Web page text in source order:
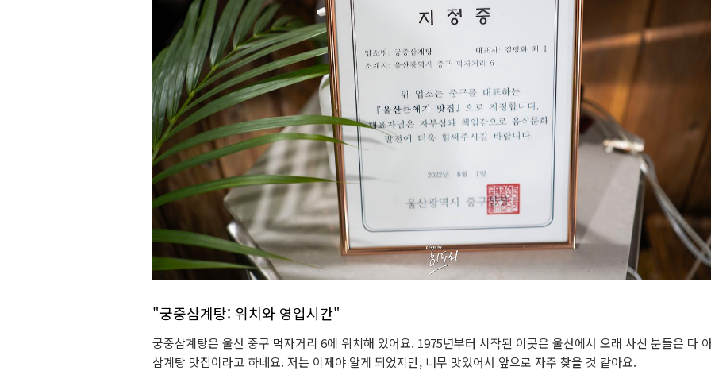
"궁중삼계탕: 위치와 영업시간"
궁중삼계탕은 울산 중구 먹자거리 6에 위치해 있어요. 1975년부터 시작된 이곳은 울산에서 오래 사신 분들은 다
삼계탕 맛집이라고 하네요. 저는 이제야 알게 되었지만, 너무 맛있어서 앞으로 자주 찾을 것 같아요.